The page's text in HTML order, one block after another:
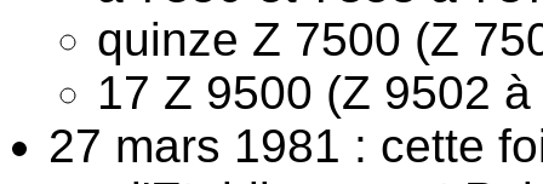
quinze Z 7500 (Z
17 Z 9500 (Z 9502 à
27 mars 1981 : cette